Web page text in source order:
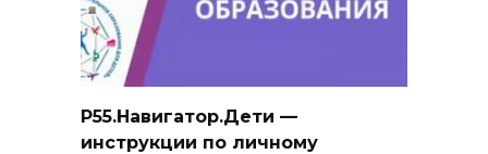
Р55.Навигатор.Дети —
инструкции по личному